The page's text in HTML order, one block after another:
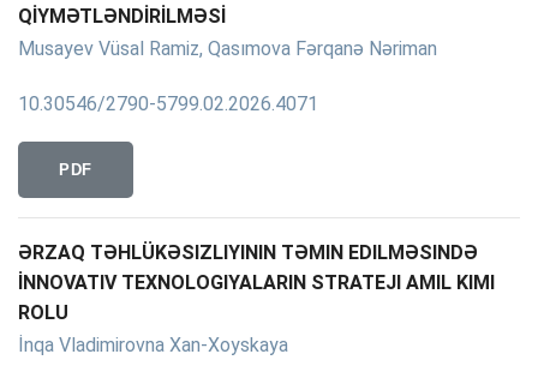
QİYMƏTLƏNDİRİLMƏSİ
Musayev Vüsal Ramiz, Qasımova Fərqanə Nəriman
10.30546/2790-5799.02.2026.4071
PDF
ƏRZAQ TƏHLÜKƏSIZLIYININ TƏMIN EDILMƏSINDƏ
İNNOVATIV TEXNOLOGIYALARIN STRATEJI AMIL KIMI
ROLU
İnqa Vladimirovna Xan-Xoyskaya